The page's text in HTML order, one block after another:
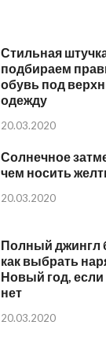
Стильная
подбираем
обувь под
одежду
20.03.2020
Солнечное
чем носить
20.03.2020
Полный джингл
как выбрать
Новый год,
нет
20.03.2020